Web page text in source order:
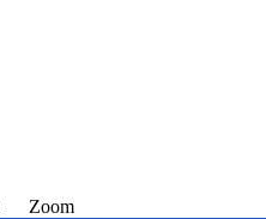
Zoom